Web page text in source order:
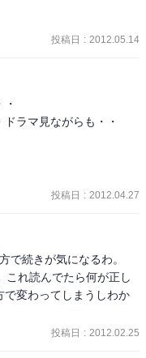
thing for you?
投稿日 : 2012.05.14
ラマ見ながらも・・
投稿日 : 2012.04.27
で続きが気になるわ。
これ読んでたら何が正し
で変わってしまうしわか
投稿日 : 2012.02.25